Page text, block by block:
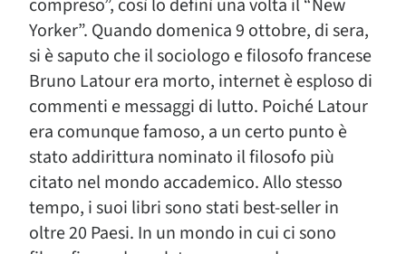
compreso”, così lo definì una volta il “New
Yorker”. Quando domenica 9 ottobre, di sera,
si è saputo che il sociologo e filosofo francese
Bruno Latour era morto, internet è esploso di
commenti e messaggi di lutto. Poiché Latour
era comunque famoso, a un certo punto è
stato addirittura nominato il filosofo più
citato nel mondo accademico. Allo stesso
tempo, i suoi libri sono stati best-seller in
oltre 20 Paesi. In un mondo in cui ci sono